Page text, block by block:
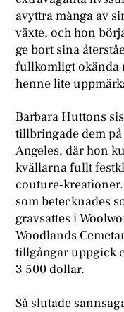
avyttra många av
växte, och hon
ge bort sina
fullkomligt okända
henne lite
Barbara Huttons
tillbringade dem
Angeles, där hon
kvällarna fullt
couture-
som betecknades
gravsattes i
Woodlands
tillgångar uppgick
3 500 dollar.
Så slutade